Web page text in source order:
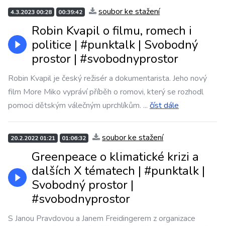
4.3.2023 00:28 00:39:42 soubor ke stažení
Robin Kvapil o filmu, romech i
politice | #punktalk​​​ | Svobodný
prostor | #svobodnyprostor
Robin Kvapil je český režisér a dokumentarista. Jeho nový
film More Miko vypráví příběh o romovi, který se rozhodl
pomoci dětským válečným uprchlíkům. ... číst dále
20.2.2022 01:21 01:06:32 soubor ke stažení
Greenpeace o klimatické krizi a
dalších X tématech | #punktalk​​​ |
Svobodný prostor |
#svobodnyprostor
S Janou Pravdovou a Janem Freidingerem z organizace